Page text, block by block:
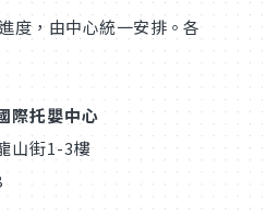
度，由中心統一安排。各
際托嬰中心
山街1-3樓